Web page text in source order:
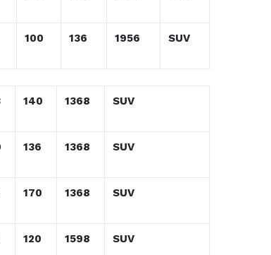
100 136 1956 SUV
140 1368 SUV
136 1368 SUV
170 1368 SUV
120 1598 SUV